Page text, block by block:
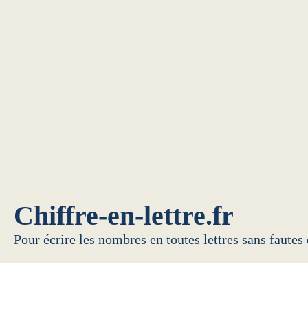
Chiffre-en-lettre.fr
Pour écrire les nombres en toutes lettres sans